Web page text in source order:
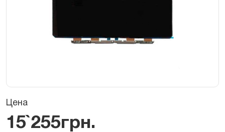
Цена
15`255грн.